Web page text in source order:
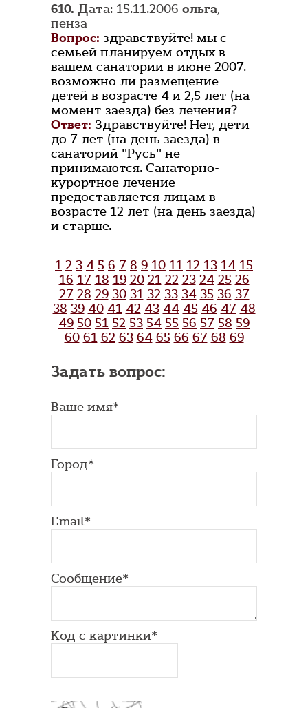
610. Дата: 15.11.2006 ольга,
пенза
Вопрос: здравствуйте! мы с
семьей планируем отдых в
вашем санатории в июне 2007.
возможно ли размещение
детей в возрасте 4 и 2,5 лет (на
момент заезда) без лечения?
Ответ: Здравствуйте! Нет, дети
до 7 лет (на день заезда) в
санаторий "Русь" не
принимаются. Санаторно-
курортное лечение
предоставляется лицам в
возрасте 12 лет (на день заезда)
и старше.
1 2 3 4 5 6 7 8 9 10 11 12 13 14 15
16 17 18 19 20 21 22 23 24 25 26
27 28 29 30 31 32 33 34 35 36 37
38 39 40 41 42 43 44 45 46 47 48
49 50 51 52 53 54 55 56 57 58 59
60 61 62 63 64 65 66 67 68 69
Задать вопрос:
Ваше имя*
Город*
Email*
Сообщение*
Код с картинки*